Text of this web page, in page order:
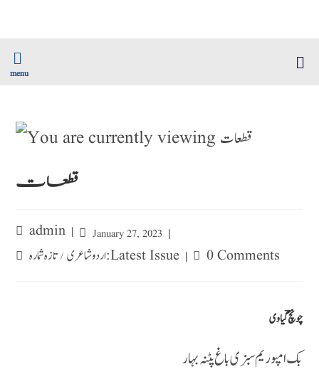
menu
قطعات
admin January 27, 2023
اردو شاعری / تازہ شمارہ : Latest Issue 0 Comments
چونچؔ گیاوی
بک امپوریم سبزی باغ پٹنہ بہار